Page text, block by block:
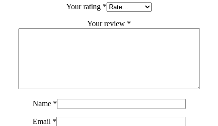
Your rating *
Your review *
Name *
Email *